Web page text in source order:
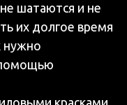
шатаются и не
их долгое время
нужно